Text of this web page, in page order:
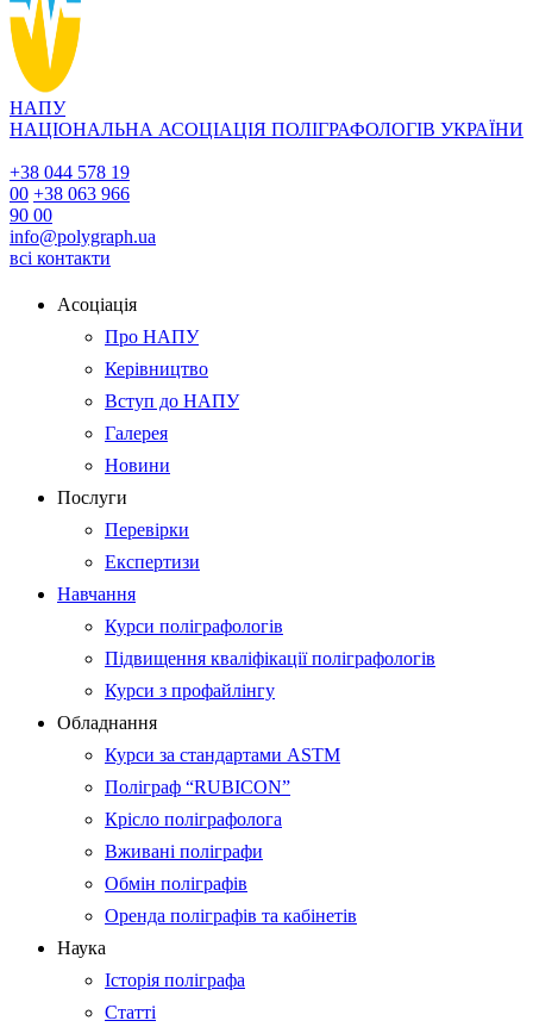
НАПУ
НАЦІОНАЛЬНА АСОЦІАЦІЯ ПОЛІГРАФОЛОГІВ УКРАЇНИ
+38 044 578 19
00 +38 063 966
90 00
info@polygraph.ua
всі контакти
Асоціація
Про НАПУ
Керівництво
Вступ до НАПУ
Галерея
Новини
Послуги
Перевірки
Експертизи
Навчання
Курси поліграфологів
Підвищення кваліфікації поліграфологів
Курси з профайлінгу
Обладнання
Курси за стандартами ASTM
Поліграф “RUBICON”
Крісло поліграфолога
Вживані поліграфи
Обмін поліграфів
Оренда поліграфів та кабінетів
Наука
Історія поліграфа
Статті